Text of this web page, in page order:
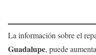
La información sobre el
Guadalupe, puede